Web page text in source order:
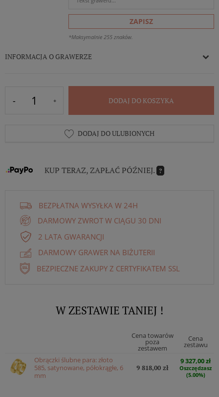
ZAPISZ
*Maksymalnie 255 znaków.
INFORMACJA O GRAWERZE
DODAJ DO KOSZYKA
DODAJ DO ULUBIONYCH
KUP TERAZ, ZAPŁAĆ PÓŹNIEJ. ?
BEZPŁATNA WYSYŁKA W 24H
DARMOWY ZWROT W CIĄGU 30 DNI
2 LATA GWARANCJI
DARMOWY GRAWER NA BIŻUTERII
BEZPIECZNE ZAKUPY Z CERTYFIKATEM SSL
W ZESTAWIE TANIEJ !
Cena towarów
poza
zestawem
Cena
zestawu
Obrączki ślubne para: złoto
585, satynowane, półokrągłe, 6
mm
9 818,00 zł
9 327,00 zł
Oszczędzasz
(5.00%)